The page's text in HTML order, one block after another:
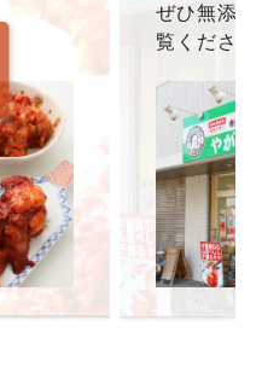
ぜひ無添
覧くださ